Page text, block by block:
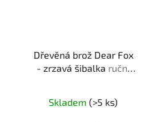
Dřevěná brož Dear Fox
- zrzavá šibalka ruční
Skladem (>5 ks)